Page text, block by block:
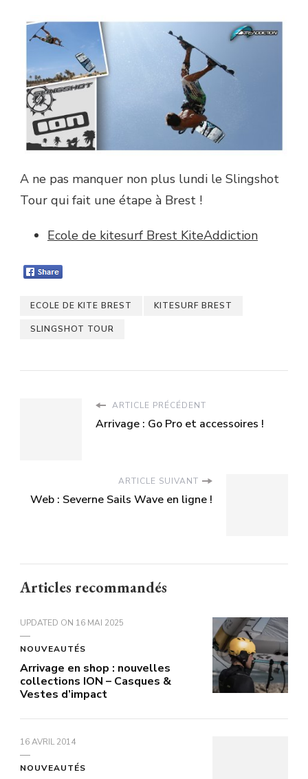
A ne pas manquer non plus lundi le Slingshot
Tour qui fait une étape à Brest !
Ecole de kitesurf Brest KiteAddiction
ECOLE DE KITE BREST KITESURF BREST
SLINGSHOT TOUR
ARTICLE PRÉCÉDENT
Arrivage : Go Pro et accessoires !
ARTICLE SUIVANT
Web : Severne Sails Wave en ligne !
Articles recommandés
UPDATED ON 16 MAI 2025
NOUVEAUTÉS
Arrivage en shop : nouvelles
collections ION – Casques &
Vestes d’impact
16 AVRIL 2014
NOUVEAUTÉS